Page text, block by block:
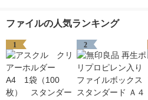
ファイルの人気ランキング
1 2